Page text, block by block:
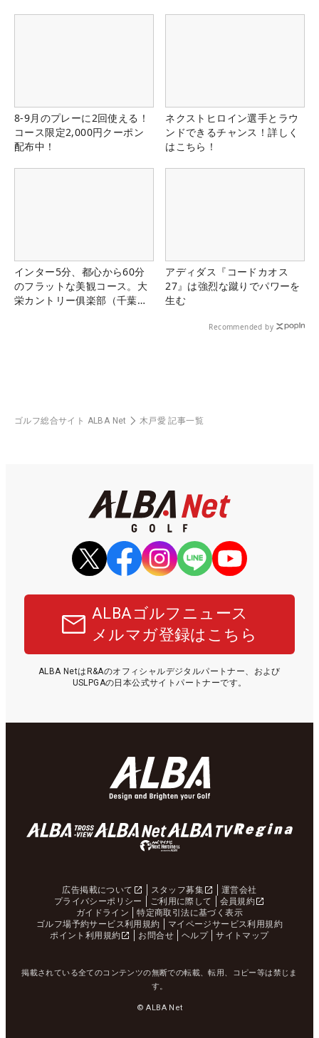
8-9月のプレーに2回使える！
コース限定2,000円クーポン
配布中！
ネクストヒロイン選手とラウ
ンドできるチャンス！詳しく
はこちら！
インター5分、都心から60分
のフラットな美観コース。大
栄カントリー俱楽部（千葉
アディダス『コードカオス
27』は強烈な蹴りでパワーを
生む
Recommended by
ゴルフ総合サイト ALBA Net 木戸愛 記事一覧
ALBAゴルフニュース
メルマガ登録はこちら
ALBA NetはR&Aのオフィシャルデジタルパートナー、および
USLPGAの日本公式サイトパートナーです。
広告掲載について スタッフ募集
運営会社
プライバシーポリシー
ご利用に際して
会員規約
ガイドライン
特定商取引法に基づく表示
ゴルフ場予約サービス利用規約
マイページサービス利用規約
ポイント利用規約
お問合せ ヘルプ サイトマップ
掲載されている全てのコンテンツの無断での転載、転用、コピー等は禁じま
す。
© ALBA Net